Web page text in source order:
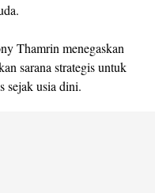
Thamrin menegaskan
sarana strategis untuk
sejak usia dini.